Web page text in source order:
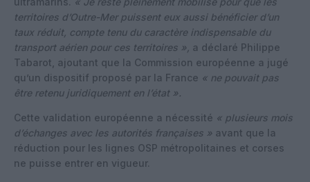
territoires d’Outre-Mer puissent eux aussi bénéficier d’un
taux réduit, compte tenu du caractère indispensable du
transport aérien pour ces territoires », a déclaré Philippe
Tabarot, ajoutant que la Commission européenne a jugé
qu’un dispositif proposé par la France « ne pouvait pas
être retenu juridiquement en l’état ».
Cette validation européenne a nécessité « plusieurs mois
d’échanges avec les autorités françaises » avant que la
réduction pour les lignes OSP métropolitaines et corses
ne puisse entrer en vigueur.